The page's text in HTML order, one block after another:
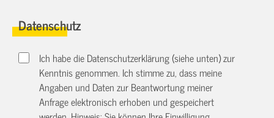
Datenschutz
Ich habe die Datenschutzerklärung (siehe unten) zur
Kenntnis genommen. Ich stimme zu, dass meine
Angaben und Daten zur Beantwortung meiner
Anfrage elektronisch erhoben und gespeichert